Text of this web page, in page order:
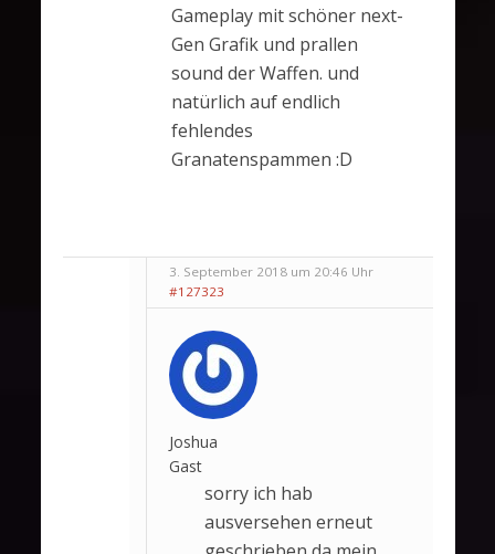
Gameplay mit schöner next-
Gen Grafik und prallen
sound der Waffen. und
natürlich auf endlich
fehlendes
Granatenspammen :D
3. September 2018 um 20:46 Uhr
#127323
Joshua
Gast
sorry ich hab
ausversehen erneut